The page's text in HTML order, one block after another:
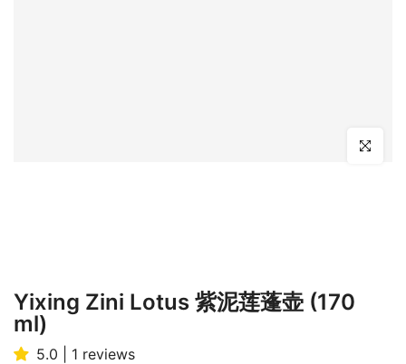
Click to
Yixing Zini Lotus 紫泥莲蓬壶 (170
ml)
5.0 | 1 reviews